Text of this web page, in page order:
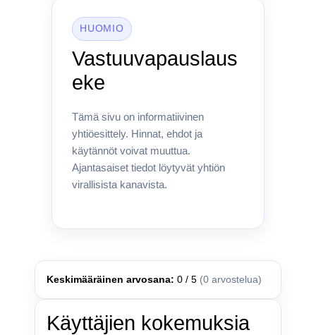
HUOMIO
Vastuuvapauslaus
eke
Tämä sivu on informatiivinen
yhtiöesittely. Hinnat, ehdot ja
käytännöt voivat muuttua.
Ajantasaiset tiedot löytyvät yhtiön
virallisista kanavista.
Keskimääräinen arvosana: 0 / 5 (0 arvostelua)
Käyttäjien kokemuksia